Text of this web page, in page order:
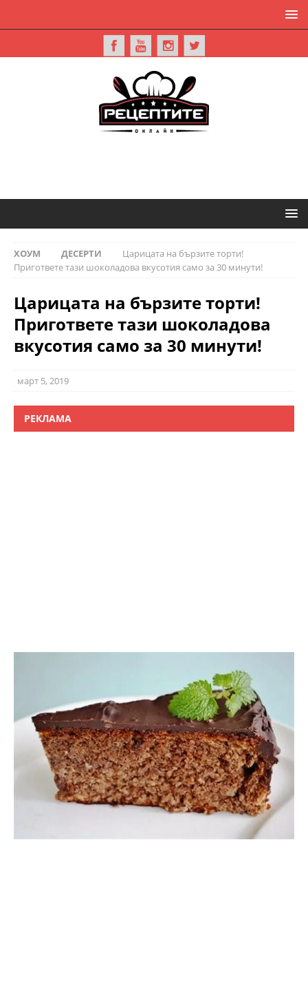
ХОУМ ДЕСЕРТИ
Царицата на бързите торти!
Пригответе тази шоколадова вкусотия само за 30 минути!
Царицата на бързите торти!
Пригответе тази шоколадова
вкусотия само за 30 минути!
март 5, 2019
РЕКЛАМА